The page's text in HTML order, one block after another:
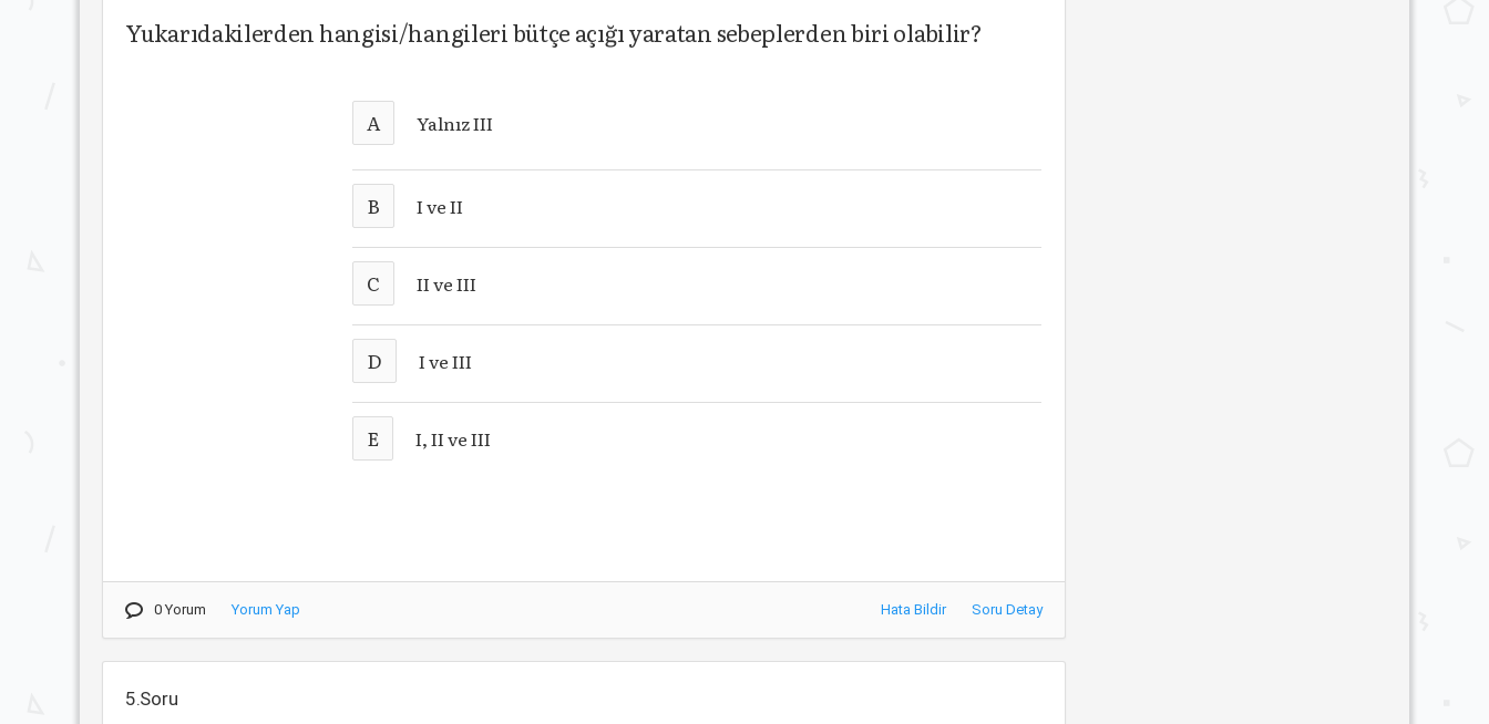
Yukarıdakilerden hangisi/hangileri bütçe açığı yaratan sebeplerden biri olabilir?
A Yalnız III
B I ve II
C II ve III
D I ve III
E I, II ve III
0 Yorum Yorum Yap Hata Bildir Soru Detay
5.Soru